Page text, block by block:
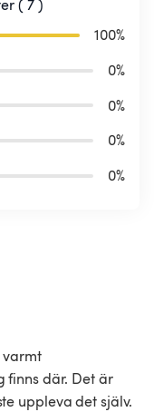
( 7 )
100%
0%
0%
0%
0%
finns där. Det är
uppleva det själv.